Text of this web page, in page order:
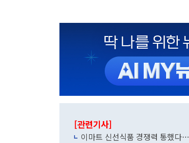
[관련기사]
이마트 신선식품 경쟁력 통했다